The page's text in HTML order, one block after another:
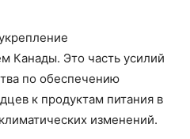
Канады. Это часть усилий
по обеспечению
к продуктам питания в
изменений.